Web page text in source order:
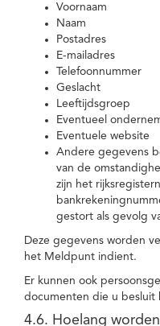
Voornaam
Naam
Postadres
E-mailadres
Telefoonnummer
Geslacht
Leeftijdsgroep
Eventueel
Eventuele website
Andere gegevens
van de
zijn het
gestort als gevolg
Deze gegevens worden
het Meldpunt indient.
Er kunnen ook
documenten die u besluit
4.6. Hoelang